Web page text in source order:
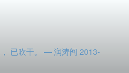
已吹干。 — 润涛阎 2013-